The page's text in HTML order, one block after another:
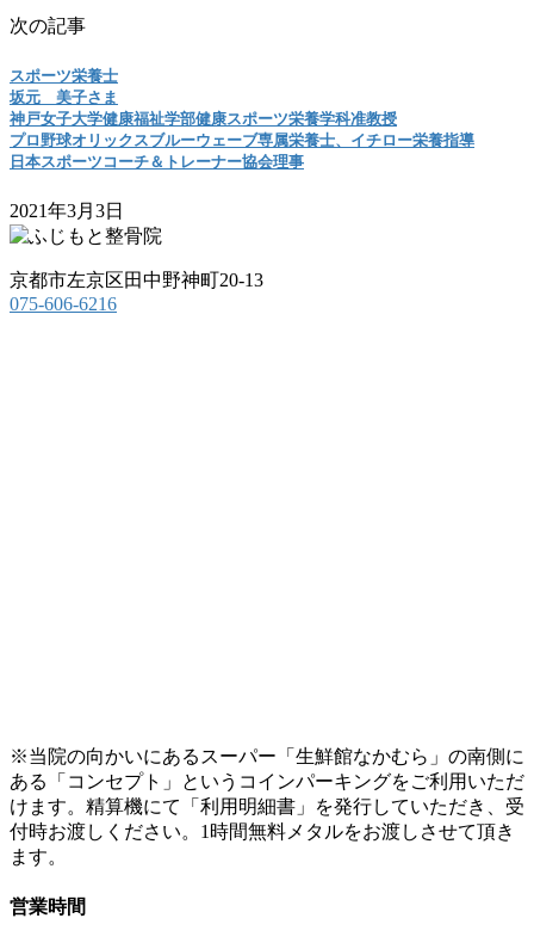
次の記事
スポーツ栄養士
坂元 美子さま
神戸女子大学健康福祉学部健康スポーツ栄養学科准教授
プロ野球オリックスブルーウェーブ専属栄養士、イチロー栄養指導
日本スポーツコーチ＆トレーナー協会理事
2021年3月3日
京都市左京区田中野神町20-13
075-606-6216
※当院の向かいにあるスーパー「生鮮館なかむら」の南側に
ある「コンセプト」というコインパーキングをご利用いただ
けます。精算機にて「利用明細書」を発行していただき、受
付時お渡しください。1時間無料メタルをお渡しさせて頂き
ます。
営業時間